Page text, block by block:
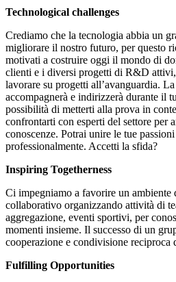
Technological challenges
Crediamo che la tecnologia abbia un
migliorare il nostro futuro, per questo
motivati a costruire oggi il mondo di
clienti e i diversi progetti di R&D
lavorare su progetti all’avanguardia.
accompagnerà e indirizzerà durante il
possibilità di metterti alla prova in
confrontarti con esperti del settore per
conoscenze. Potrai unire le tue
professionalmente. Accetti la sfida?
Inspiring Togetherness
Ci impegniamo a favorire un ambiente
collaborativo organizzando attività di
aggregazione, eventi sportivi, per
momenti insieme. Il successo di un
cooperazione e condivisione reciproca
Fulfilling Opportunities